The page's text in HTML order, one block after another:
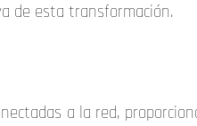
de esta transformación.
a la red,